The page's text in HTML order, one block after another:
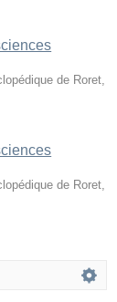
de Roret
de Roret